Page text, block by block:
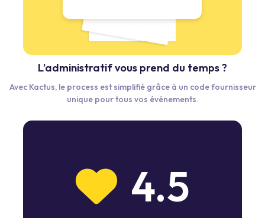
L’administratif vous prend du temps ?
Avec Kactus, le process est simplifié grâce à un code fournisseur
unique pour tous vos événements.
4.5